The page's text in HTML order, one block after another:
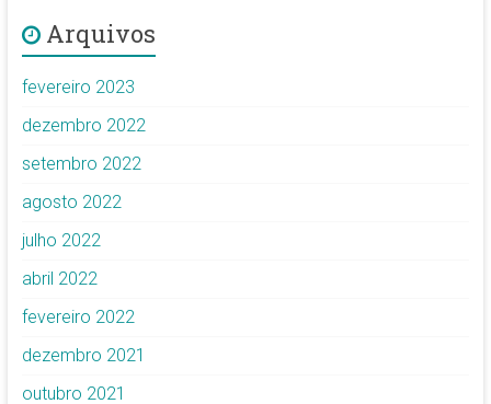
Arquivos
fevereiro 2023
dezembro 2022
setembro 2022
agosto 2022
julho 2022
abril 2022
fevereiro 2022
dezembro 2021
outubro 2021